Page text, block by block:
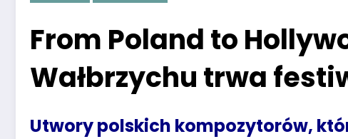
From Poland to
Wałbrzychu trwa
Utwory polskich kompozytorów,